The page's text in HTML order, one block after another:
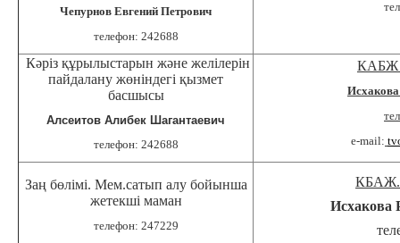
Чепурнов Евгений Петрович
телефон: 242688
Кәріз құрылыстарын және желілерін
пайдалану жөніндегі қызмет
басшысы
Алсеитов Алибек Шагантаевич
телефон: 242688
КАБЖ
e-mail:
Заң бөлімі. Мем.сатып алу бойынша
жетекші маман
телефон: 247229
Исхакова